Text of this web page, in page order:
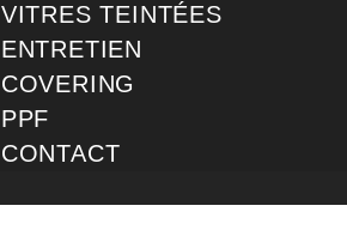
VITRES TEINTÉES
ENTRETIEN
COVERING
PPF
CONTACT